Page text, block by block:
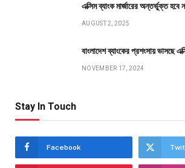
এক্সিম ব্যাংক মার্জারের অন্তর্ভুক্ত হবে
AUGUST 2, 2025
বাংলাদেশ ব্যাংকের প্রশংসায় ভাসছে
NOVEMBER 17, 2024
Stay In Touch
Facebook